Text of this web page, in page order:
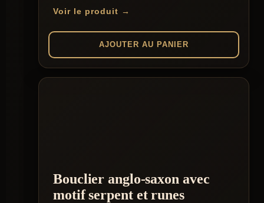
Voir le produit →
AJOUTER AU PANIER
Bouclier anglo-saxon avec
motif serpent et runes